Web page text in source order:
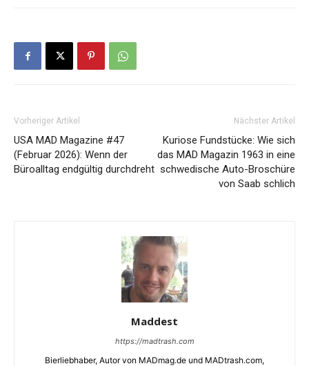
Vorheriger Artikel
USA MAD Magazine #47
(Februar 2026): Wenn der
Büroalltag endgültig durchdreht
Nächster Artikel
Kuriose Fundstücke: Wie sich
das MAD Magazin 1963 in eine
schwedische Auto-Broschüre
von Saab schlich
Maddest
https://madtrash.com
Bierliebhaber, Autor von MADmag.de und MADtrash.com,